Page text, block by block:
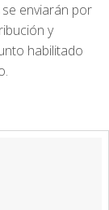
enviarán por
y
habilitado